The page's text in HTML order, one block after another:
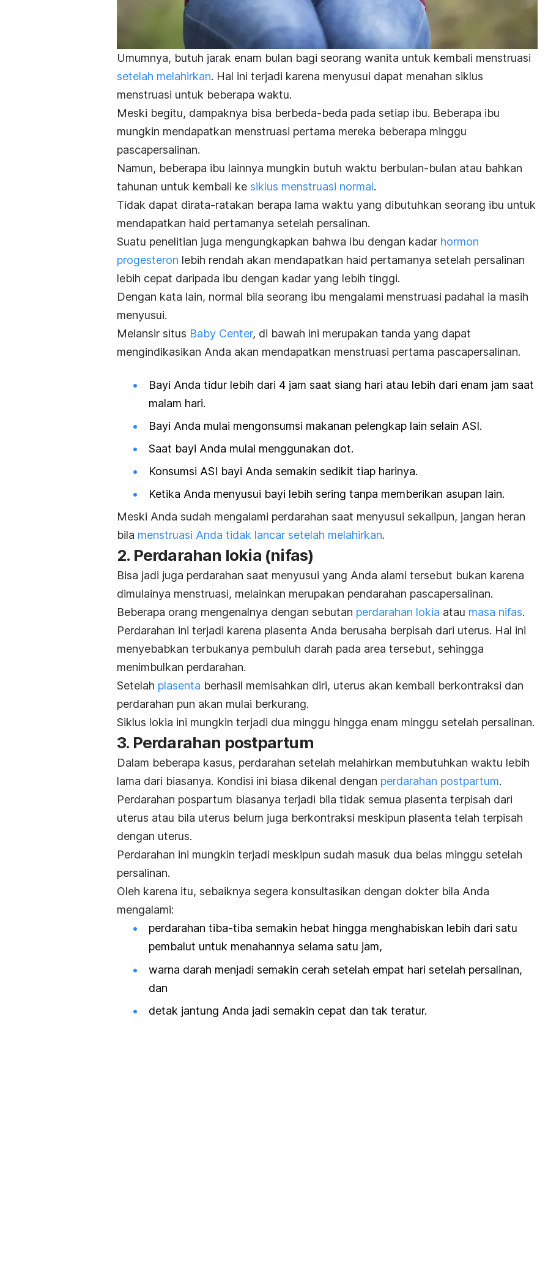
Umumnya, butuh jarak enam bulan bagi seorang wanita untuk kembali menstruasi
setelah melahirkan. Hal ini terjadi karena menyusui dapat menahan siklus
menstruasi untuk beberapa waktu.
Meski begitu, dampaknya bisa berbeda-beda pada setiap ibu. Beberapa ibu
mungkin mendapatkan menstruasi pertama mereka beberapa minggu
pascapersalinan.
Namun, beberapa ibu lainnya mungkin butuh waktu berbulan-bulan atau bahkan
tahunan untuk kembali ke siklus menstruasi normal.
Tidak dapat dirata-ratakan berapa lama waktu yang dibutuhkan seorang ibu untuk
mendapatkan haid pertamanya setelah persalinan.
Suatu penelitian juga mengungkapkan bahwa ibu dengan kadar hormon
progesteron lebih rendah akan mendapatkan haid pertamanya setelah persalinan
lebih cepat daripada ibu dengan kadar yang lebih tinggi.
Dengan kata lain, normal bila seorang ibu mengalami menstruasi padahal ia masih
menyusui.
Melansir situs Baby Center, di bawah ini merupakan tanda yang dapat
mengindikasikan Anda akan mendapatkan menstruasi pertama pascapersalinan.
Bayi Anda tidur lebih dari 4 jam saat siang hari atau lebih dari enam jam saat
malam hari.
Bayi Anda mulai mengonsumsi makanan pelengkap lain selain ASI.
Saat bayi Anda mulai menggunakan dot.
Konsumsi ASI bayi Anda semakin sedikit tiap harinya.
Ketika Anda menyusui bayi lebih sering tanpa memberikan asupan lain.
Meski Anda sudah mengalami perdarahan saat menyusui sekalipun, jangan heran
bila menstruasi Anda tidak lancar setelah melahirkan.
2. Perdarahan lokia (nifas)
Bisa jadi juga perdarahan saat menyusui yang Anda alami tersebut bukan karena
dimulainya menstruasi, melainkan merupakan pendarahan pascapersalinan.
Beberapa orang mengenalnya dengan sebutan perdarahan lokia atau masa nifas.
Perdarahan ini terjadi karena plasenta Anda berusaha berpisah dari uterus. Hal ini
menyebabkan terbukanya pembuluh darah pada area tersebut, sehingga
menimbulkan perdarahan.
Setelah plasenta berhasil memisahkan diri, uterus akan kembali berkontraksi dan
perdarahan pun akan mulai berkurang.
Siklus lokia ini mungkin terjadi dua minggu hingga enam minggu setelah persalinan.
3. Perdarahan postpartum
Dalam beberapa kasus, perdarahan setelah melahirkan membutuhkan waktu lebih
lama dari biasanya. Kondisi ini biasa dikenal dengan perdarahan postpartum.
Perdarahan pospartum biasanya terjadi bila tidak semua plasenta terpisah dari
uterus atau bila uterus belum juga berkontraksi meskipun plasenta telah terpisah
dengan uterus.
Perdarahan ini mungkin terjadi meskipun sudah masuk dua belas minggu setelah
persalinan.
Oleh karena itu, sebaiknya segera konsultasikan dengan dokter bila Anda
mengalami:
perdarahan tiba-tiba semakin hebat hingga menghabiskan lebih dari satu
pembalut untuk menahannya selama satu jam,
warna darah menjadi semakin cerah setelah empat hari setelah persalinan,
dan
detak jantung Anda jadi semakin cepat dan tak teratur.